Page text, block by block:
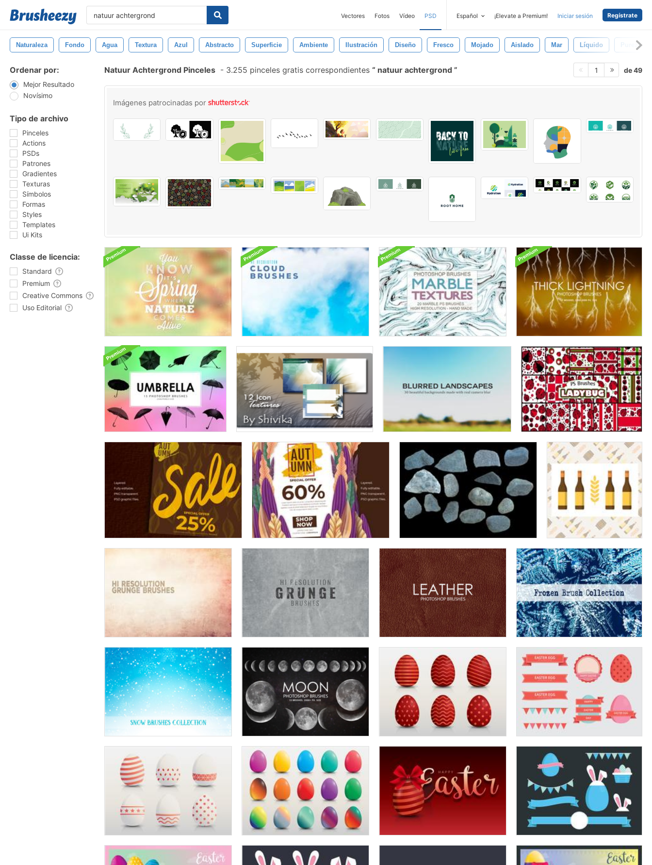
Vectores Fotos Vídeo PSD Español ¡Elevate a Premium! Iniciar sesión Regístrate
Naturaleza Fondo Agua Textura Azul Abstracto Superficie Ambiente Ilustración Diseño Fresco Mojado Aislado Mar Líquido Pureza
Ordenar por:
Mejor Resultado
Novísimo
Tipo de archivo
Pinceles
Actions
PSDs
Patrones
Gradientes
Texturas
Símbolos
Formas
Styles
Templates
Ui Kits
Classe de licencia:
Standard
Premium
Creative Commons
Uso Editorial
Natuur Achtergrond Pinceles - 3.255 pinceles gratis correspondientes natuur achtergrond 1 de 49
Imágenes patrocinadas por